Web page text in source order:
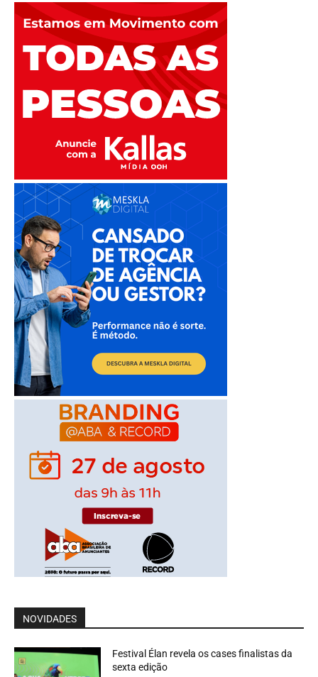
NOVIDADES
Festival Élan revela os cases finalistas da
sexta edição